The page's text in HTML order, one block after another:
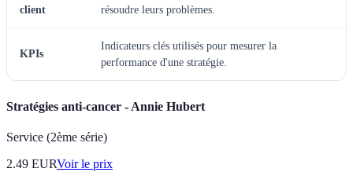
client
résoudre leurs problèmes.
KPIs
Indicateurs clés utilisés pour mesurer la
performance d'une stratégie.
Stratégies anti-cancer - Annie Hubert
Service (2ème série)
2.49 EURVoir le prix